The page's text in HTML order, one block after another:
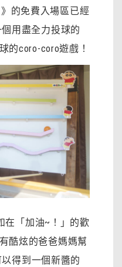
的免費入場區已經
用盡全力投球的
的coro-coro遊戲！
在「加油~！」的歡
酷炫的爸爸媽媽幫
以得到一個新醬的